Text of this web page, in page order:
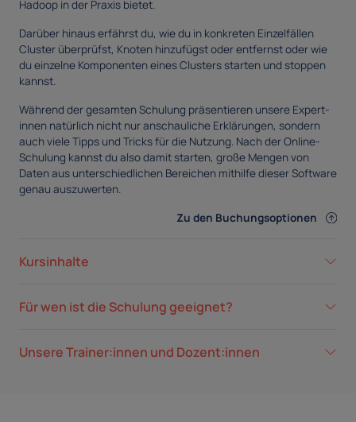
Hadoop in der Praxis bietet.
Darüber hinaus erfährst du, wie du in konkreten Einzelfällen
Cluster überprüfst, Knoten hinzufügst oder entfernst oder wie
du einzelne Komponenten eines Clusters starten und stoppen
kannst.
Während der gesamten Schulung präsentieren unsere Expert-
innen natürlich nicht nur anschauliche Erklärungen, sondern
auch viele Tipps und Tricks für die Nutzung. Nach der Online-
Schulung kannst du also damit starten, große Mengen von
Daten aus unterschiedlichen Bereichen mithilfe dieser Software
genau auszuwerten.
Zu den Buchungsoptionen
Kursinhalte
Für wen ist die Schulung geeignet?
Unsere Trainer:innen und Dozent:innen